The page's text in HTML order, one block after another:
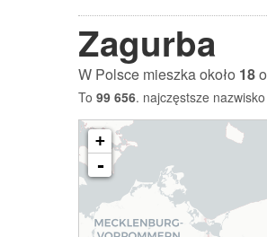
Zagurba
W Polsce mieszka około 18
To 99 656. najczęstsze
+
-